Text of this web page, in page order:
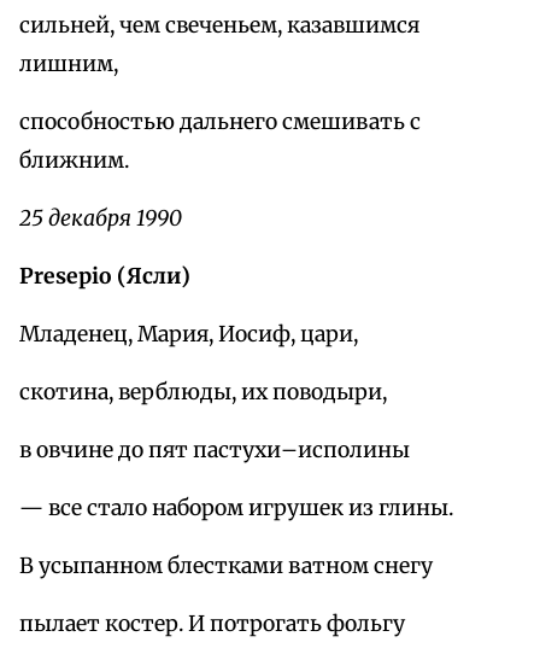
сильней, чем свеченьем, казавшимся
лишним,
способностью дальнего смешивать с
ближним.
25 декабря 1990
Presepio (Ясли)
Младенец, Мария, Иосиф, цари,
скотина, верблюды, их поводыри,
в овчине до пят пастухи–исполины
— все стало набором игрушек из глины.
В усыпанном блестками ватном снегу
пылает костер. И потрогать фольгу